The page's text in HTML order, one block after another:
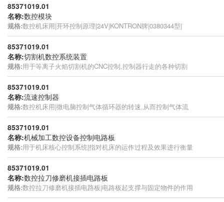
85371019.01
名称:数控模块
规格:数控机床用|开环控制原理|24V|KONTRON牌|0380344型|
85371019.01
名称:切割机数控系统装置
规格:用于等离子火焰切割机的CNC控制,控制器行走的各种切割
85371019.01
名称:流速控制器
规格:数控机床用|微电脑控制气体循环器的转速,从而控制气体流
85371019.01
名称:机械加工数控设备控制电路板
规格:用于机床核心控制系统|指对机床的运作过程及效果进行衡量
85371019.01
名称:数控拉刀修磨机接插电路板
规格:数控拉刀修磨机接插电路板|电路板起支撑与固定物件的作用